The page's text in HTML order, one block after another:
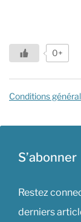
0+
Conditions
S’abonner
Restez
derniers